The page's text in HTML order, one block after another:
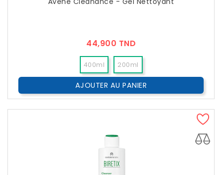
44,900 TND
400ml 200ml
AJOUTER AU PANIER